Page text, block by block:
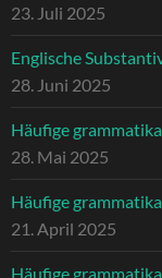
23. Juli 2025
Englische
28. Juni 2025
Häufige
28. Mai 2025
Häufige
21. April 2025
Häufige